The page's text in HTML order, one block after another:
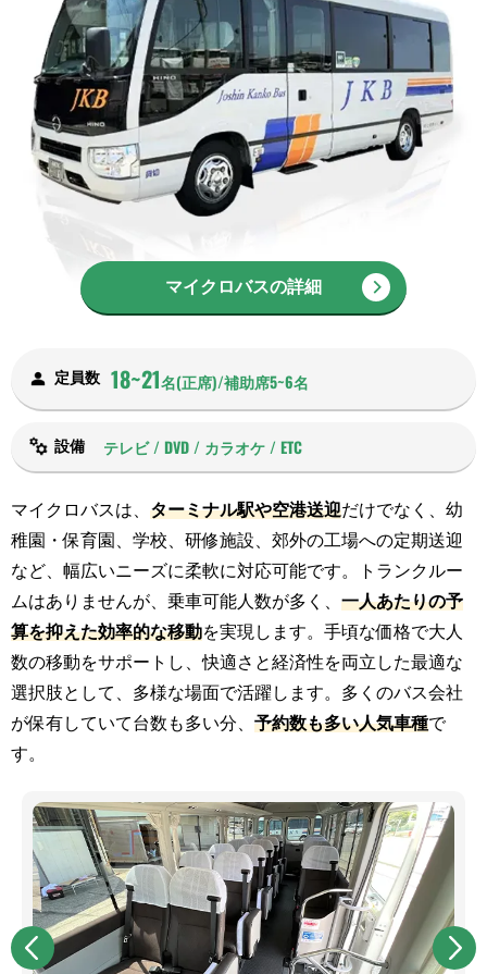
マイクロバスの詳細
定員数 18~21名(正席)/補助席5~6名
設備 テレビ / DVD / カラオケ / ETC
マイクロバスは、 ターミナル駅や空港送迎だけでなく、幼
稚園・保育園、学校、研修施設、郊外の工場への定期送迎
など、幅広いニーズに柔軟に対応可能です。トランクルー
ムはありませんが、乗車可能人数が多く、 一人あたりの予
算を抑えた効率的な移動を実現します。手頃な価格で大人
数の移動をサポートし、快適さと経済性を両立した最適な
選択肢として、多様な場面で活躍します。多くのバス会社
が保有していて台数も多い分、 予約数も多い人気車種で
す。